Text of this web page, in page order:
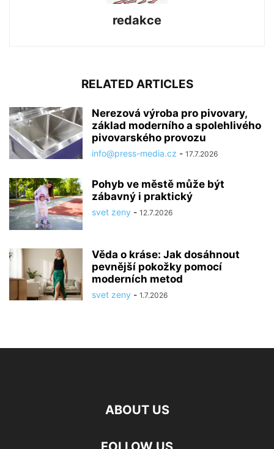
redakce
RELATED ARTICLES
Nerezová výroba pro pivovary,
základ moderního a spolehlivého
pivovarského provozu
info@press-media.cz - 17.7.2026
Pohyb ve městě může být
zábavný i praktický
svet zeny - 12.7.2026
Věda o kráse: Jak dosáhnout
pevnější pokožky pomocí
moderních metod
svet zeny - 1.7.2026
ABOUT US